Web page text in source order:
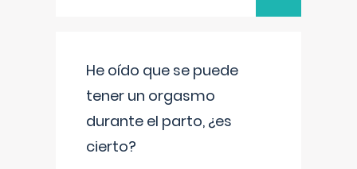
He oído que se puede
tener un orgasmo
durante el parto, ¿es
cierto?